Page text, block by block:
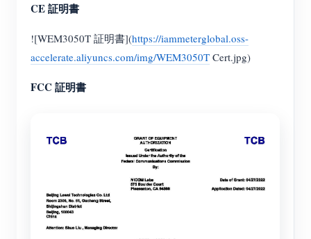
CE 証明書
![WEM3050T 証明書](https://iammeterglobal.oss-
accelerate.aliyuncs.com/img/WEM3050T Cert.jpg)
FCC 証明書